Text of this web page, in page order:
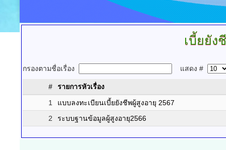
เบี้ยยัง
กรองตามชื่อเรื่อง แสดง #
#
รายการหัวเรื่อง
1
แบบลงทะเบียนเบี้ยยังชีพผู้สูงอายุ 2567
2
ระบบฐานข้อมูลผู้สูงอายุ2566